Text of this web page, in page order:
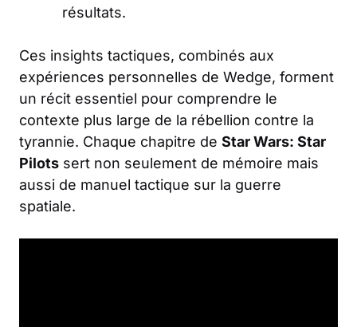
résultats.
Ces insights tactiques, combinés aux
expériences personnelles de Wedge, forment
un récit essentiel pour comprendre le
contexte plus large de la rébellion contre la
tyrannie. Chaque chapitre de Star Wars: Star
Pilots sert non seulement de mémoire mais
aussi de manuel tactique sur la guerre
spatiale.